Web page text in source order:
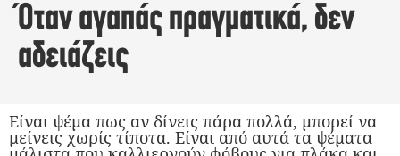
Όταν αγαπάς πραγματικά, δεν
αδειάζεις
Είναι ψέμα πως αν δίνεις πάρα πολλά, μπορεί να
μείνεις χωρίς τίποτα. Είναι από αυτά τα ψέματα